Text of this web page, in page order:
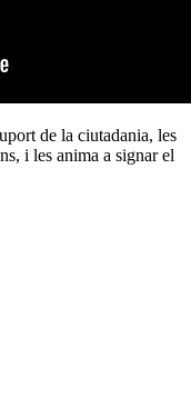
de la ciutadania, les
i les anima a signar el